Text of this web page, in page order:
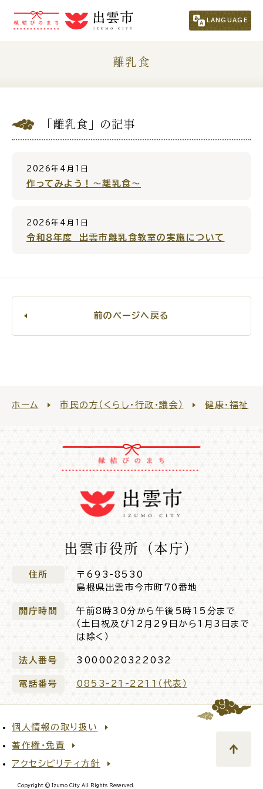
LANGUAGE
市民の方 （くらし・行政・議会）
健康・福祉 文化・スポーツ・生涯学習
まちづくり
観光される方
移住・定住をお考えの方
外国人の方へ
新着情報一覧
場面から探す
入園・入学 結婚・離婚
就職・転職・退職
おくやみ
離乳食
「離乳食」の記事
2026年4月1日
作ってみよう！～離乳食～
2026年4月1日
令和８年度 出雲市離乳食教室の実施について
前のページへ戻る
ホーム 市民の方（くらし・行政・議会） 健康・福祉
出雲市役所（本庁）
住所
〒693-8530
島根県出雲市今市町70番地
開庁時間
午前8時30分から午後5時15分まで
（土日祝及び12月29日から1月3日まで
は除く）
法人番号 3000020322032
電話番号 0853-21-2211（代表）
個人情報の取り扱い
著作権・免責
アクセシビリティ方針
Copyright © Izumo City All Rights Reserved.